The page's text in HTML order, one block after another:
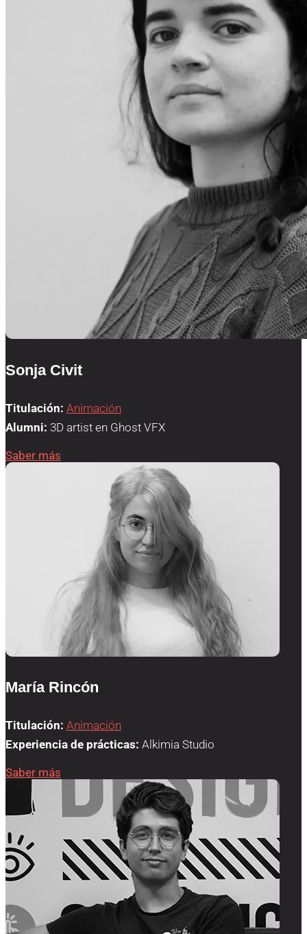
Sonja Civit
Titulación: Animación
Alumni: 3D artist en Ghost VFX
Saber más
María Rincón
Titulación: Animación
Experiencia de prácticas: Alkimia Studio
Saber más